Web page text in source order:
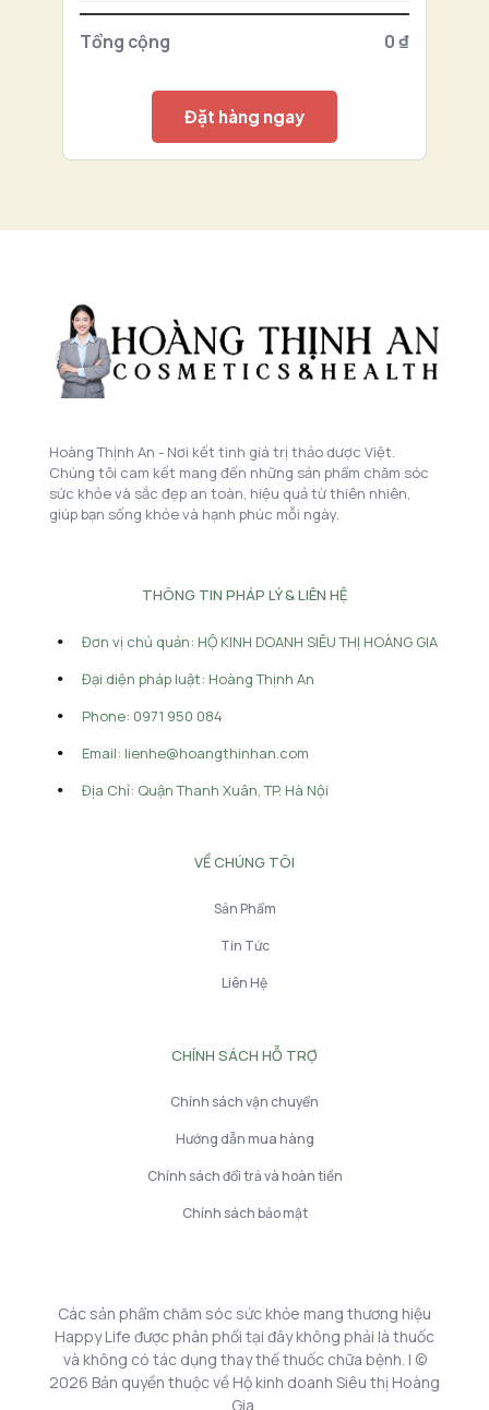
Tổng cộng 0 ₫
Đặt hàng ngay
Hoàng Thịnh An - Nơi kết tinh giá trị thảo dược Việt.
Chúng tôi cam kết mang đến những sản phẩm chăm sóc
sức khỏe và sắc đẹp an toàn, hiệu quả từ thiên nhiên,
giúp bạn sống khỏe và hạnh phúc mỗi ngày.
THÔNG TIN PHÁP LÝ & LIÊN HỆ
Đơn vị chủ quản: HỘ KINH DOANH SIÊU THỊ HOÀNG GIA
Đại diện pháp luật: Hoàng Thịnh An
Phone: 0971 950 084
Email: lienhe@hoangthinhan.com
Địa Chỉ: Quận Thanh Xuân, TP. Hà Nội
VỀ CHÚNG TÔI
Sản Phẩm
Tin Tức
Liên Hệ
CHÍNH SÁCH HỖ TRỢ
Chính sách vận chuyển
Hướng dẫn mua hàng
Chính sách đổi trả và hoàn tiền
Chính sách bảo mật
Các sản phẩm chăm sóc sức khỏe mang thương hiệu
Happy Life được phân phối tại đây không phải là thuốc
và không có tác dụng thay thế thuốc chữa bệnh. | ©
2026 Bản quyền thuộc về Hộ kinh doanh Siêu thị Hoàng
Gia.